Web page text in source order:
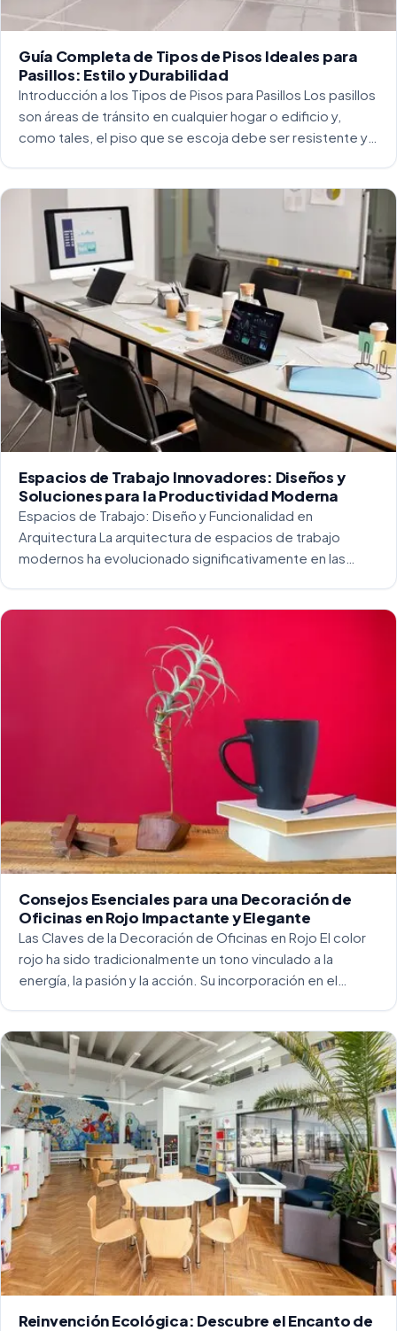
Guía Completa de Tipos de Pisos Ideales para
Pasillos: Estilo y Durabilidad
Introducción a los Tipos de Pisos para Pasillos Los pasillos
son áreas de tránsito en cualquier hogar o edificio y,
como tales, el piso que se escoja debe ser resistente y
Espacios de Trabajo Innovadores: Diseños y
Soluciones para la Productividad Moderna
Espacios de Trabajo: Diseño y Funcionalidad en
Arquitectura La arquitectura de espacios de trabajo
modernos ha evolucionado significativamente en las
Consejos Esenciales para una Decoración de
Oficinas en Rojo Impactante y Elegante
Las Claves de la Decoración de Oficinas en Rojo El color
rojo ha sido tradicionalmente un tono vinculado a la
energía, la pasión y la acción. Su incorporación en el
Reinvención Ecológica: Descubre el Encanto de